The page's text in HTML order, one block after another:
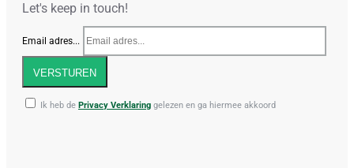
Let's keep in touch!
Email adres...
VERSTUREN
Ik heb de Privacy Verklaring gelezen en ga hiermee akkoord